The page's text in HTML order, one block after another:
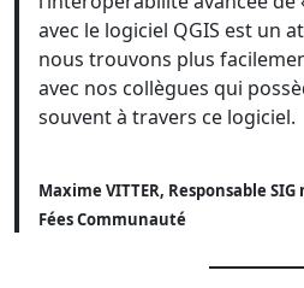
avec le logiciel QGIS est un
nous trouvons plus
avec nos collègues qui
souvent à travers ce logiciel.
Maxime VITTER, Responsable
Fées Communauté